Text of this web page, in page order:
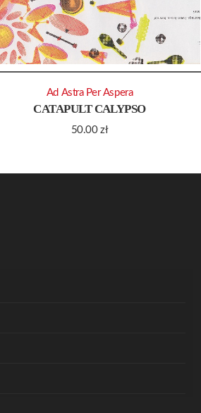
CATAPULT CALYPSO
50.00zł
Ad Astra Per Aspera